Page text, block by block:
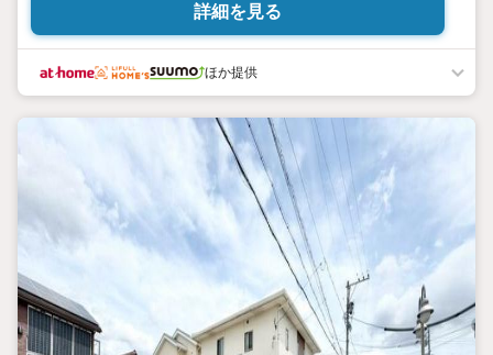
との取引実績があり、常にトレンドを学んでいますのでnお客様一
人一人に合ったご提案が出来ます。n「借り入れがあっても住宅ロ
しく知りたい」n「近い将来マイホーム購入を検討している」nこん
な方もまずはお気軽にご相談ください♪n不動産のプロがお客様の
疑問を全て解決いたします！n■■ハウスドゥ一宮南の特徴■■n・キ
ッズスペースやベビーベッドがありお子様と一緒のご来店も大歓
迎！n・お仕事終わりの時間もご相談を承っております♪n・ご来店
が難しい場合はお迎えや他の場所でのご相談も可能！n・ご相談特
典があるお店♪n【損しないマイホーム購入はハウスドゥ一宮南にお
任せください！】
詳細を見る
ほか提供